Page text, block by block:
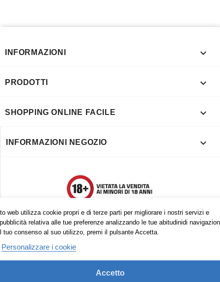
web utilizza cookie propri e di terze parti per migliorare i nostri servizi e
relativa alle tue preferenze analizzando le tue abitudinidi
tuo consenso al suo utilizzo, premi il pulsante Accetta.
Personalizzare i cookie
Accetto
INFORMAZIONI 
PRODOTTI 
SHOPPING ONLINE FACILE 
INFORMAZIONI NEGOZIO 
Trovaci anche su: